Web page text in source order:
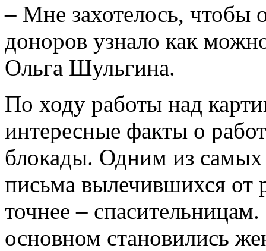
– Мне захотелось, чтобы
доноров узнало как
Ольга Шульгина.
По ходу работы над
интересные факты о
блокады. Одним из самых
письма вылечившихся от
точнее –
основном становились